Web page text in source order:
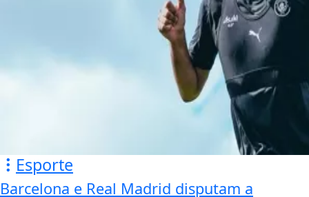
Esporte
Barcelona e Real Madrid disputam a